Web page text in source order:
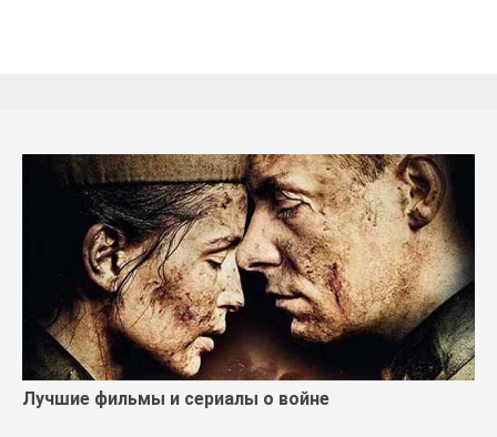
Лучшие фильмы и сериалы о войне